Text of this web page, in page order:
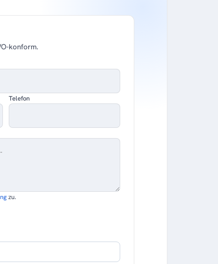
konform.
Telefon
zu.